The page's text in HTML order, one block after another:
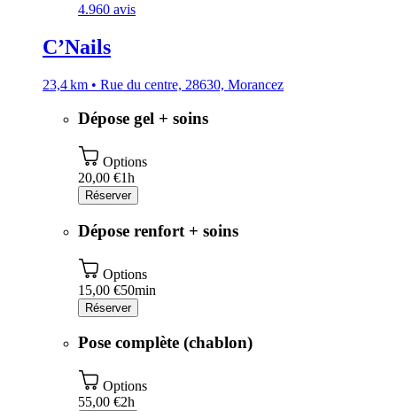
4.960 avis
C’Nails
23,4 km • Rue du centre, 28630, Morancez
Dépose gel + soins
Options
20,00 €1h
Réserver
Dépose renfort + soins
Options
15,00 €50min
Réserver
Pose complète (chablon)
Options
55,00 €2h